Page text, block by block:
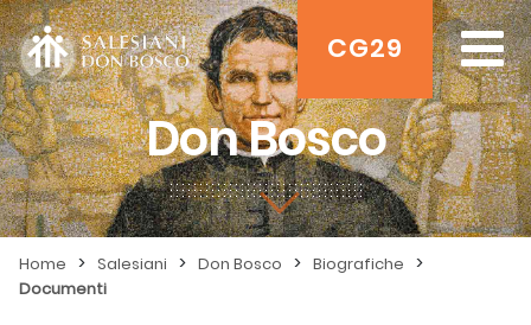
CG29
Don Bosco
Home > Salesiani > Don Bosco > Biografiche >
Documenti